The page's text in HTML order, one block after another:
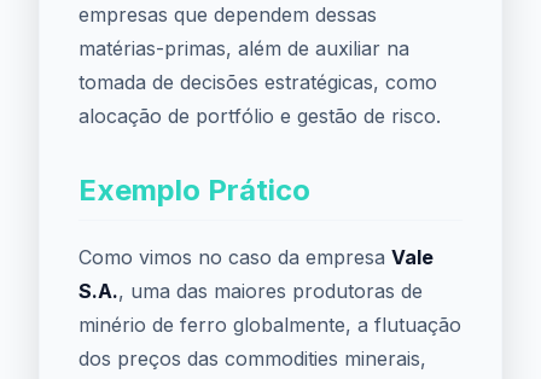
empresas que dependem dessas
matérias-primas, além de auxiliar na
tomada de decisões estratégicas, como
alocação de portfólio e gestão de risco.
Exemplo Prático
Como vimos no caso da empresa Vale
S.A., uma das maiores produtoras de
minério de ferro globalmente, a flutuação
dos preços das commodities minerais,